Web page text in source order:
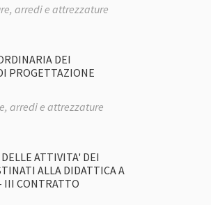
arredi e attrezzature
DEI
PROGETTAZIONE
arredi e attrezzature
ATTIVITA' DEI
ALLA DIDATTICA A
III CONTRATTO